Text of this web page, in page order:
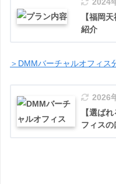
2024
【福岡
紹介
＞DMMバーチャルオフィス
2026
【選ば
フィスの